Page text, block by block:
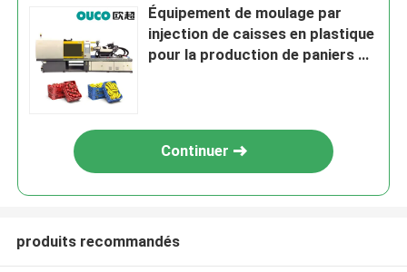
Équipement de moulage par
injection de caisses en plastique
pour la production de paniers de
Continuer
produits recommandés